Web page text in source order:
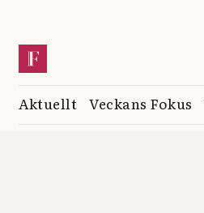
Aktuellt Veckans Fokus